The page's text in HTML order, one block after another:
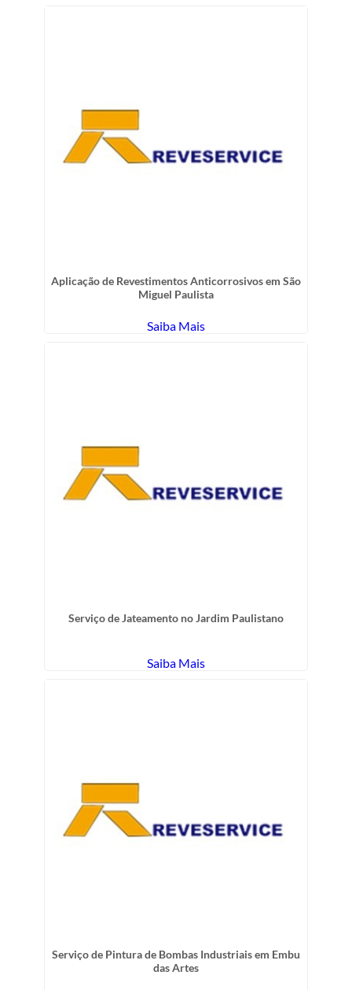
Aplicação de Revestimentos Anticorrosivos em São
Miguel Paulista
Saiba Mais
Serviço de Jateamento no Jardim Paulistano
Saiba Mais
Serviço de Pintura de Bombas Industriais em Embu
das Artes